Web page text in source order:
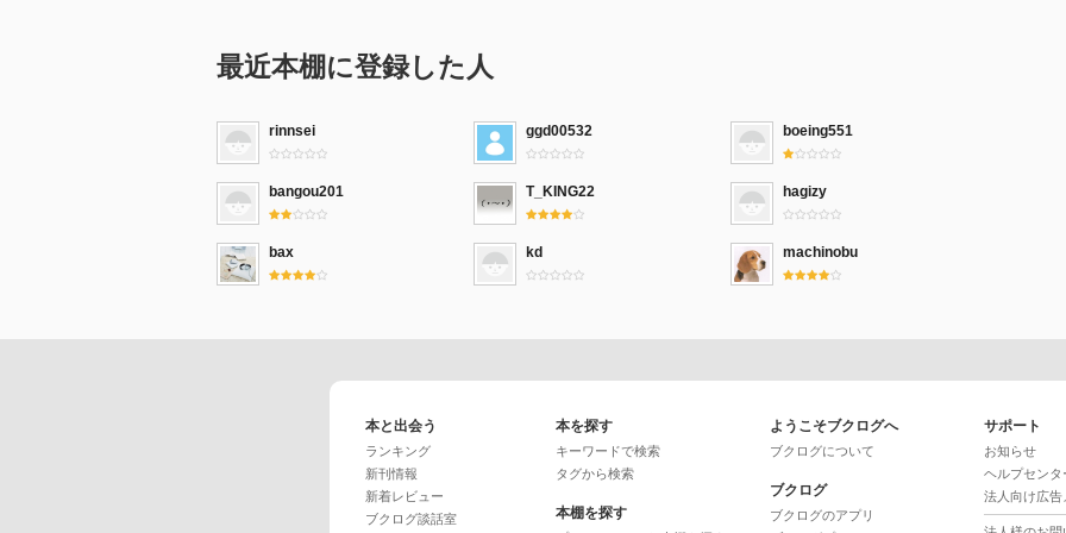
最近本棚に登録した人
rinnsei ggd00532 boeing551
bangou201 T_KING22 hagizy
bax kd machinobu
本と出会う
ランキング
新刊情報
新着レビュー
ブクログ談話室
本を探す
キーワードで検索
タグから検索
本棚を探す
ようこそブクログへ
ブクログについて
ブクログ
ブクログのアプリ
サポート
お知らせ
ヘルプセンタ
法人向け広告